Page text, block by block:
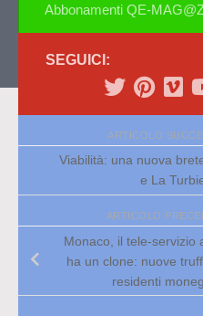
Abbonamenti QE-
SEGUICI:
ARTICOLO
Viabilità: una nuova
e La
ARTICOLO
Monaco, il tele-servizio
ha un clone: nuove
residenti